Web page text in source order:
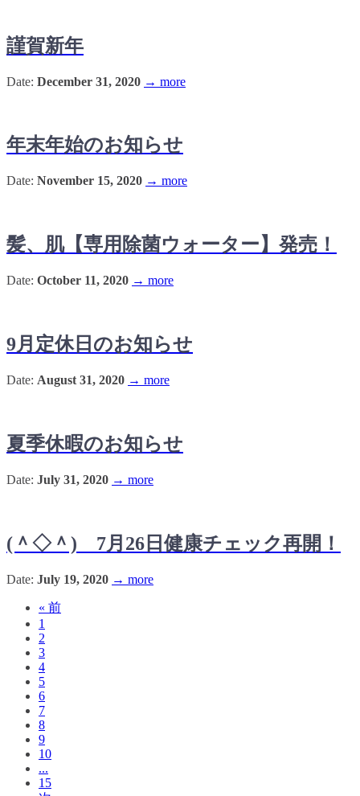
謹賀新年
Date: December 31, 2020 → more
年末年始のお知らせ
Date: November 15, 2020 → more
髪、肌【専用除菌ウォーター】発売！
Date: October 11, 2020 → more
9月定休日のお知らせ
Date: August 31, 2020 → more
夏季休暇のお知らせ
Date: July 31, 2020 → more
(＾◇＾) 7月26日健康チェック再開！
Date: July 19, 2020 → more
« 前
1
2
3
4
5
6
7
8
9
10
...
15